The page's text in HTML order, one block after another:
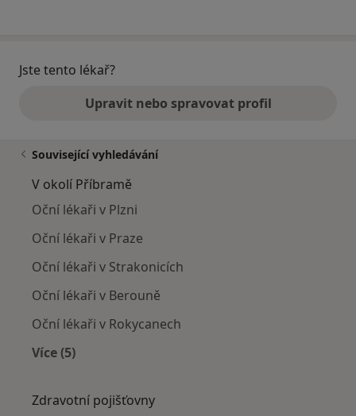
Jste tento lékař?
Upravit nebo spravovat profil
Související vyhledávání
V okolí Příbramě
Oční lékaři v Plzni
Oční lékaři v Praze
Oční lékaři v Strakonicích
Oční lékaři v Berouně
Oční lékaři v Rokycanech
Více (5)
Zdravotní pojišťovny